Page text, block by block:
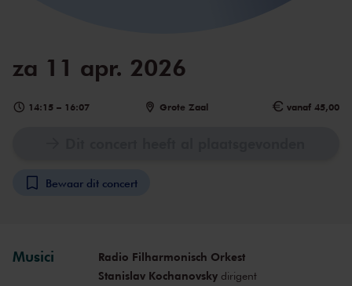
za 11 apr. 2026
14:15 – 16:07 Grote Zaal vanaf 45,00
Bewaar dit concert
Musici
Radio Filharmonisch Orkest
Stanislav Kochanovskydirigent